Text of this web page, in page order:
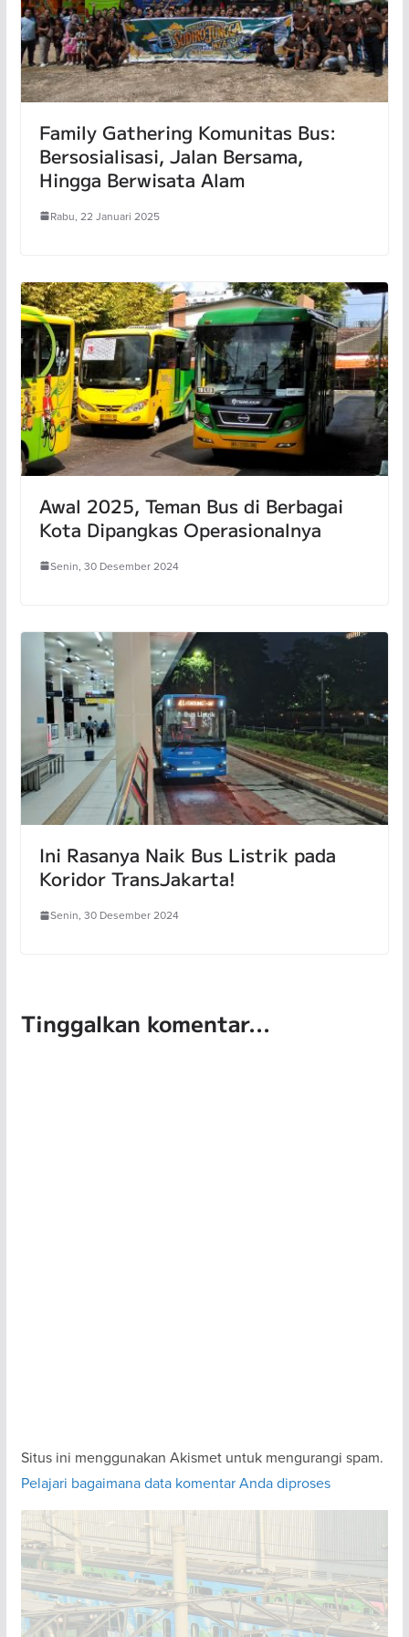
Family Gathering Komunitas Bus:
Bersosialisasi, Jalan Bersama,
Hingga Berwisata Alam
Rabu, 22 Januari 2025
Awal 2025, Teman Bus di Berbagai
Kota Dipangkas Operasionalnya
Senin, 30 Desember 2024
Ini Rasanya Naik Bus Listrik pada
Koridor TransJakarta!
Senin, 30 Desember 2024
Tinggalkan komentar...
Situs ini menggunakan Akismet untuk mengurangi spam.
Pelajari bagaimana data komentar Anda diproses